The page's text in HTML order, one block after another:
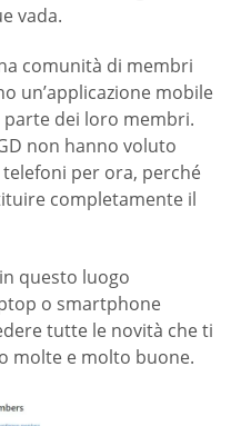
vada.
comunità di membri
un’applicazione mobile
parte dei loro membri.
non hanno voluto
telefoni per ora, perché
completamente il
questo luogo
o smartphone
tutte le novità che ti
molte e molto buone.